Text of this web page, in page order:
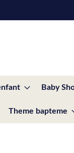
Baby
Theme bapteme